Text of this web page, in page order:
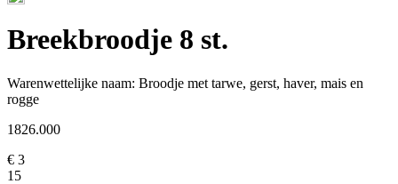
Breekbroodje 8 st.
Warenwettelijke naam: Broodje met tarwe, gerst, haver, mais en
rogge
1826.000
€ 3
15